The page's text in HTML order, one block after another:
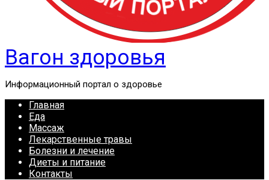
Вагон здоровья
Информационный портал о здоровье
Главная
Еда
Массаж
Лекарственные травы
Болезни и лечение
Диеты и питание
Контакты